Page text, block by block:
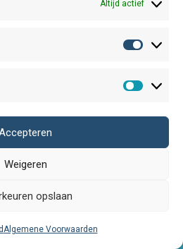
Altijd actief
Weigeren
opslaan
Algemene Voorwaarden